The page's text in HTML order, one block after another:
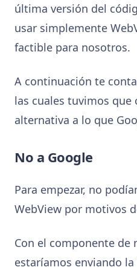
última versión del
usar simplemente
factible para nosotros.
A continuación te
las cuales tuvimos que
alternativa a lo que
No a Google
Para empezar, no
WebView por motivos
Con el componente de
estaríamos enviando